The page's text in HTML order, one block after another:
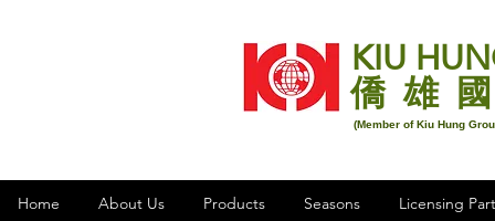
KIU
僑 雄
(Member of Kiu Hung
Home About Us Products Seasons Licensing